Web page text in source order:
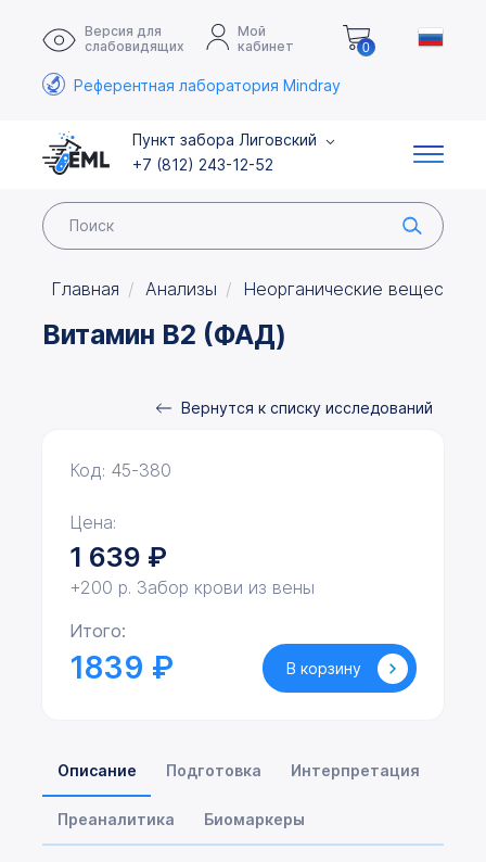
Версия для
слабовидящих
Мой
кабинет
0
Референтная лаборатория Mindray
Пункт забора Лиговский
+7 (812) 243-12-52
Главная Анализы Неорганические вещества
Витамин B2 (ФАД)
Вернутся к списку исследований
Описание Подготовка Интерпретация
Преаналитика Биомаркеры
Код: 45-380
Цена:
1 639 ₽
+200 р. Забор крови из вены
Итого:
1839 ₽ В корзину